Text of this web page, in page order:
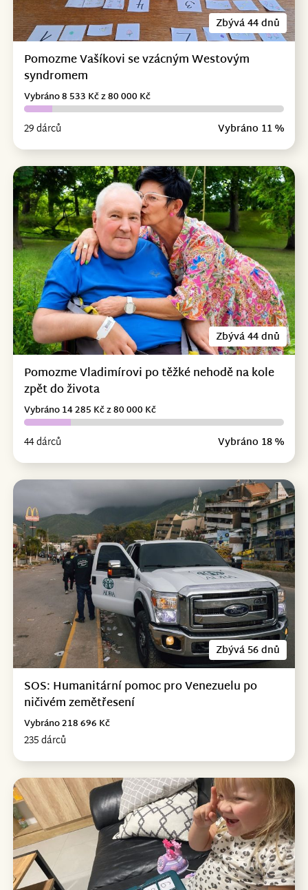
Zbývá 44 dnů
Pomozme Vašíkovi se vzácným Westovým
syndromem
29 dárců Vybráno 11 %
Vybráno 8 533 Kč z 80 000 Kč
Zbývá 44 dnů
Pomozme Vladimírovi po těžké nehodě na kole
zpět do života
44 dárců Vybráno 18 %
Vybráno 14 285 Kč z 80 000 Kč
Zbývá 56 dnů
SOS: Humanitární pomoc pro Venezuelu po
ničivém zemětřesení
235 dárců
Vybráno 218 696 Kč